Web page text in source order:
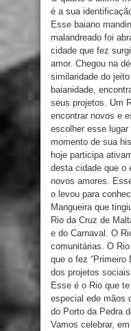
é a sua
Esse baiano
malandreado foi
cidade que fez
amor. Chegou na
similaridade do
baianidade,
seus projetos. Um
encontrar novos e
escolher esse
momento de sua
hoje participa
desta cidade que o
novos amores.
o levou para
Mangueira que
Rio da Cruz de
e do Carnaval. O
comunitárias. O
que o fez “Primeiro
dos projetos
Esse é o Rio que
especial ede mãos
do Porto da Pedra
Vamos celebrar,